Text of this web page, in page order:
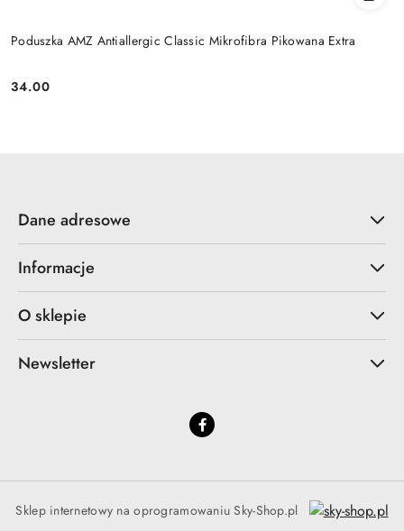
Poduszka AMZ Antiallergic Classic Mikrofibra Pikowana Extra
Cena:
34.00
Dane adresowe
Informacje
O sklepie
Newsletter
Sklep internetowy na oprogramowaniu Sky-Shop.pl